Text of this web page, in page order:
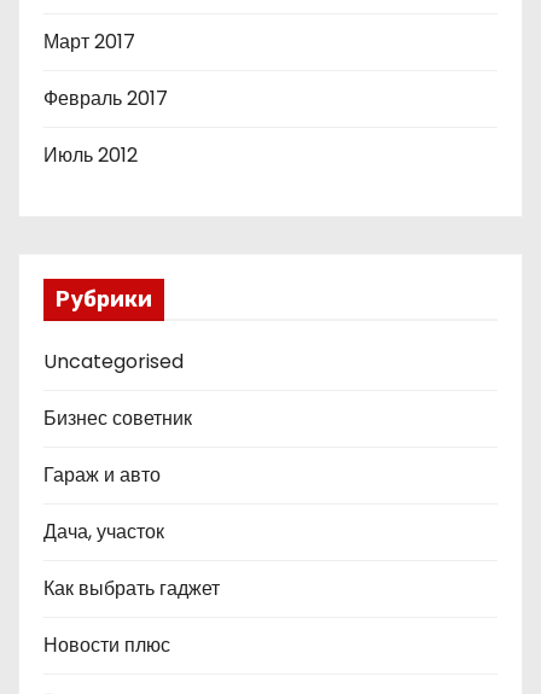
Март 2017
Февраль 2017
Июль 2012
Рубрики
Uncategorised
Бизнес советник
Гараж и авто
Дача, участок
Как выбрать гаджет
Новости плюс